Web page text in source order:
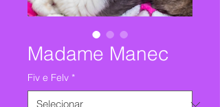
Madame Manec
Fiv e Felv *